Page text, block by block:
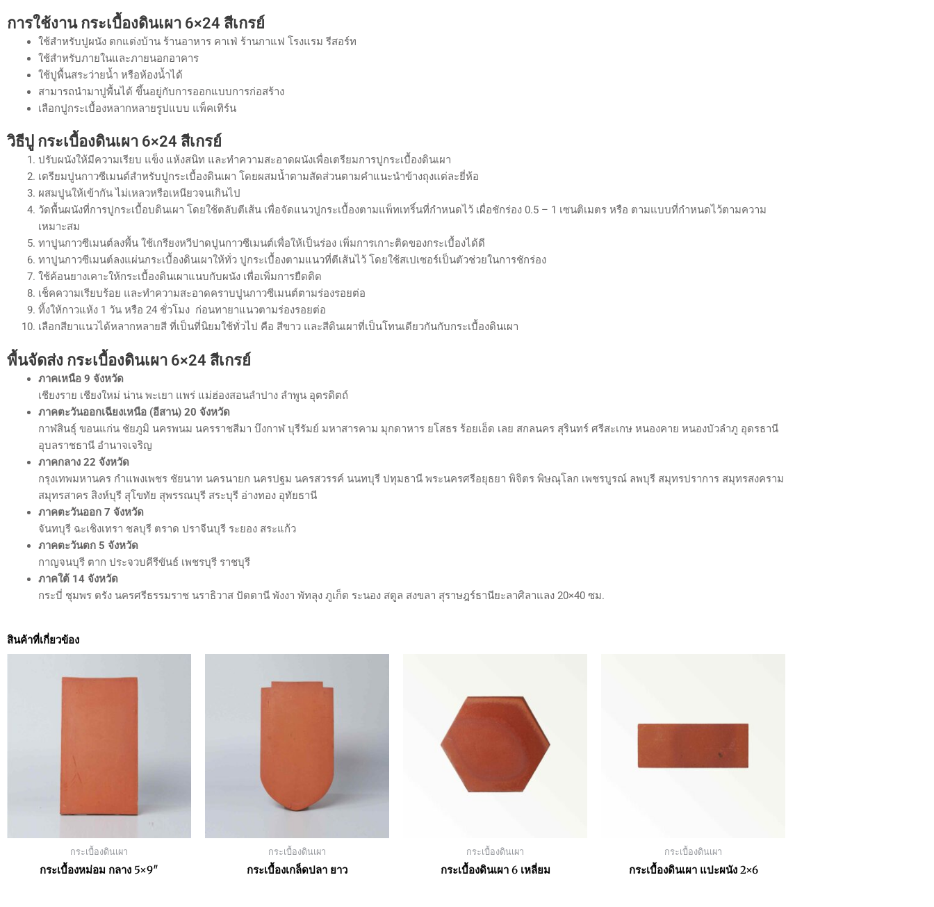
การใช้งาน กระเบื้องดินเผา 6×24 สีเกรย์
ใช้สำหรับปูผนัง ตกแต่งบ้าน ร้านอาหาร คาเฟ่ ร้านกาแฟ โรงแรม รีสอร์ท
ใช้สำหรับภายในและภายนอกอาคาร
ใช้ปูพื้นสระว่ายน้ำ หรือห้องน้ำได้
สามารถนำมาปูพื้นได้ ขึ้นอยู่กับการออกแบบการก่อสร้าง
เลือกปูกระเบื้องหลากหลายรูปแบบ แพ็คเทิร์น
วิธีปู กระเบื้องดินเผา 6×24 สีเกรย์
ปรับผนังให้มีความเรียบ แข็ง แห้งสนิท และทำความสะอาดผนังเพื่อเตรียมการปูกระเบื้องดินเผา
เตรียมปูนกาวซีเมนต์สำหรับปูกระเบื้องดินเผา โดยผสมน้ำตามสัดส่วนตามคำแนะนำข้างถุงแต่ละยี่ห้อ
ผสมปูนให้เข้ากัน ไม่เหลวหรือเหนียวจนเกินไป
วัดพื้นผนังที่การปูกระเบื้อบดินเผา โดยใช้ตลับตีเส้น เพื่อจัดแนวปูกระเบื้องตามแพ็ทเทริ์นที่กำหนดไว้ เผื่อชักร่อง 0.5 – 1 เซนติเมตร หรือ ตามแบบที่กำหนดไว้ตามความ
เหมาะสม
ทาปูนกาวซีเมนต์ลงพื้น ใช้เกรียงหวีปาดปูนกาวซีเมนต์เพื่อให้เป็นร่อง เพิ่มการเกาะติดของกระเบื้องได้ดี
ทาปูนกาวซีเมนต์ลงแผ่นกระเบื้องดินเผาให้ทั่ว ปูกระเบื้องตามแนวที่ตีเส้นไว้ โดยใช้สเปเซอร์เป็นตัวช่วยในการชักร่อง
ใช้ค้อนยางเคาะให้กระเบื้องดินเผาแนบกับผนัง เพื่อเพิ่มการยืดติด
เช็คความเรียบร้อย และทำความสะอาดคราบปูนกาวซีเมนต์ตามร่องรอยต่อ
ทิ้งให้กาวแห้ง 1 วัน หรือ 24 ชั่วโมง ก่อนทายาแนวตามร่องรอยต่อ
เลือกสียาแนวได้หลากหลายสี ที่เป็นที่นิยมใช้ทั่วไป คือ สีขาว และสีดินเผาที่เป็นโทนเดียวกันกับกระเบื้องดินเผา
พื้นจัดส่ง กระเบื้องดินเผา 6×24 สีเกรย์
ภาคเหนือ 9 จังหวัด
เชียงราย เชียงใหม่ น่าน พะเยา แพร่ แม่ฮ่องสอนลำปาง ลำพูน อุตรดิตถ์
ภาคตะวันออกเฉียงเหนือ (อีสาน) 20 จังหวัด
กาฬสินธุ์ ขอนแก่น ชัยภูมิ นครพนม นครราชสีมา บึงกาฬ บุรีรัมย์ มหาสารคาม มุกดาหาร ยโสธร ร้อยเอ็ด เลย สกลนคร สุรินทร์ ศรีสะเกษ หนองคาย หนองบัวลำภู อุดรธานี
อุบลราชธานี อำนาจเจริญ
ภาคกลาง 22 จังหวัด
กรุงเทพมหานคร กำแพงเพชร ชัยนาท นครนายก นครปฐม นครสวรรค์ นนทบุรี ปทุมธานี พระนครศรีอยุธยา พิจิตร พิษณุโลก เพชรบูรณ์ ลพบุรี สมุทรปราการ สมุทรสงคราม
สมุทรสาคร สิงห์บุรี สุโขทัย สุพรรณบุรี สระบุรี อ่างทอง อุทัยธานี
ภาคตะวันออก 7 จังหวัด
จันทบุรี ฉะเชิงเทรา ชลบุรี ตราด ปราจีนบุรี ระยอง สระแก้ว
ภาคตะวันตก 5 จังหวัด
กาญจนบุรี ตาก ประจวบคีรีขันธ์ เพชรบุรี ราชบุรี
ภาคใต้ 14 จังหวัด
กระบี่ ชุมพร ตรัง นครศรีธรรมราช นราธิวาส ปัตตานี พังงา พัทลุง ภูเก็ต ระนอง สตูล สงขลา สุราษฎร์ธานียะลาศิลาแลง 20×40 ซม.
สินค้าที่เกี่ยวข้อง
กระเบื้องดินเผา
กระเบื้องหม่อม กลาง 5×9″
กระเบื้องดินเผา
กระเบื้องเกล็ดปลา ยาว
กระเบื้องดินเผา
กระเบื้องดินเผา 6 เหลี่ยม
กระเบื้องดินเผา
กระเบื้องดินเผา แปะผนัง 2×6